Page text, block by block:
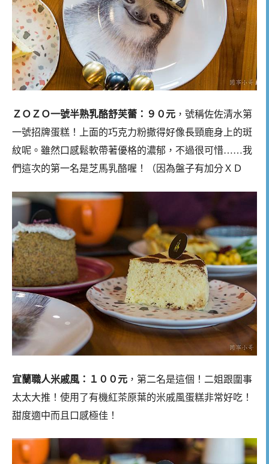
ＺＯＺＯ一號半熟乳酪舒芙蕾：９０元 ，號稱佐佐清水第
一號招牌蛋糕！上面的巧克力粉撒得好像長頸鹿身上的斑
紋呢。雖然口感鬆軟帶著優格的濃郁，不過很可惜……我
們這次的第一名是芝馬乳酪喔！（因為盤子有加分ＸＤ
宜蘭職人米戚風：１００元 ，第二名是這個！二姐跟圍事
太太大推！使用了有機紅茶原葉的米戚風蛋糕非常好吃！
甜度適中而且口感極佳！